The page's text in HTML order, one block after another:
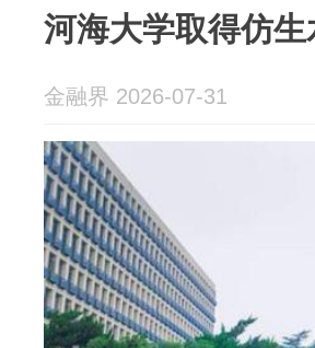
河海大学取得仿
金融界 2026-07-31